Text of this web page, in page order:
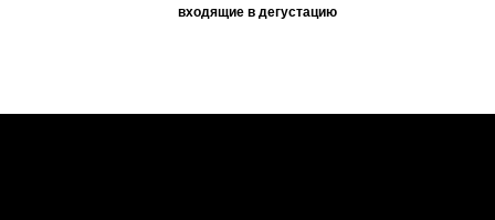
входящие в дегустацию